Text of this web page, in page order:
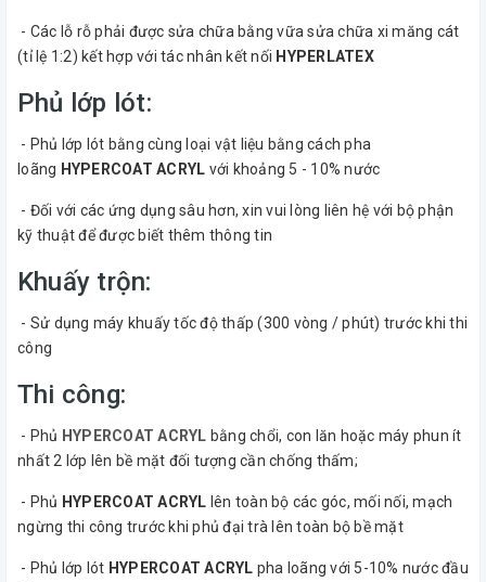
- Các lỗ rỗ phải được sửa chữa bằng vữa sửa chữa xi măng cát
(tỉ lệ 1:2) kết hợp với tác nhân kết nối HYPERLATEX
Phủ lớp lót:
- Phủ lớp lót bằng cùng loại vật liệu bằng cách pha
loãng HYPERCOAT ACRYL với khoảng 5 - 10% nước
- Đối với các ứng dụng sâu hơn, xin vui lòng liên hệ với bộ phận
kỹ thuật để được biết thêm thông tin
Khuấy trộn:
- Sử dụng máy khuấy tốc độ thấp (300 vòng / phút) trước khi thi
công
Thi công:
- Phủ HYPERCOAT ACRYL bằng chổi, con lăn hoặc máy phun ít
nhất 2 lớp lên bề mặt đối tượng cần chống thấm;
- Phủ HYPERCOAT ACRYL lên toàn bộ các góc, mối nối, mạch
ngừng thi công trước khi phủ đại trà lên toàn bộ bề mặt
- Phủ lớp lót HYPERCOAT ACRYL pha loãng với 5-10% nước đầu